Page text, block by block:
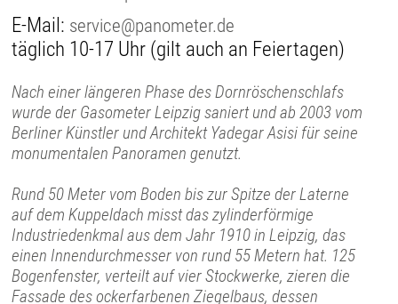
E-Mail: service@panometer.de
täglich 10-17 Uhr (gilt auch an Feiertagen)
Nach einer längeren Phase des Dornröschenschlafs
wurde der Gasometer Leipzig saniert und ab 2003 vom
Berliner Künstler und Architekt Yadegar Asisi für seine
monumentalen Panoramen genutzt.
Rund 50 Meter vom Boden bis zur Spitze der Laterne
auf dem Kuppeldach misst das zylinderförmige
Industriedenkmal aus dem Jahr 1910 in Leipzig, das
einen Innendurchmesser von rund 55 Metern hat. 125
Bogenfenster, verteilt auf vier Stockwerke, zieren die
Fassade des ockerfarbenen Ziegelbaus, dessen